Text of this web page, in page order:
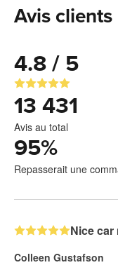
Avis
4.8 / 5
13 431
Avis au total
95%
Repasserait une
Nice car
Colleen Gustafson